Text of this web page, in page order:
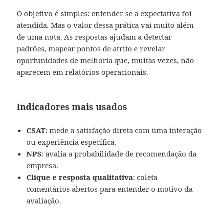
O objetivo é simples: entender se a expectativa foi
atendida. Mas o valor dessa prática vai muito além
de uma nota. As respostas ajudam a detectar
padrões, mapear pontos de atrito e revelar
oportunidades de melhoria que, muitas vezes, não
aparecem em relatórios operacionais.
Indicadores mais usados
CSAT: mede a satisfação direta com uma interação
ou experiência específica.
NPS: avalia a probabilidade de recomendação da
empresa.
Clique e resposta qualitativa: coleta
comentários abertos para entender o motivo da
avaliação.